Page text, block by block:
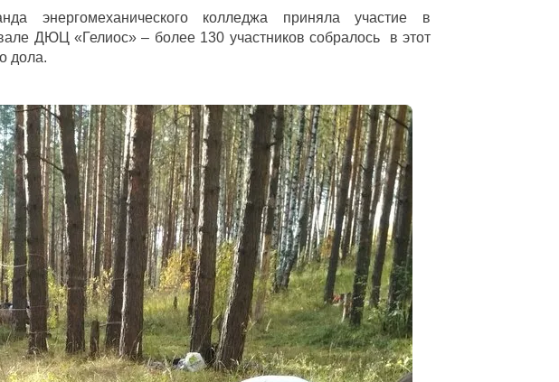
энергомеханического колледжа приняла участие в
ДЮЦ «Гелиос» – более 130 участников собралось в этот
дола.